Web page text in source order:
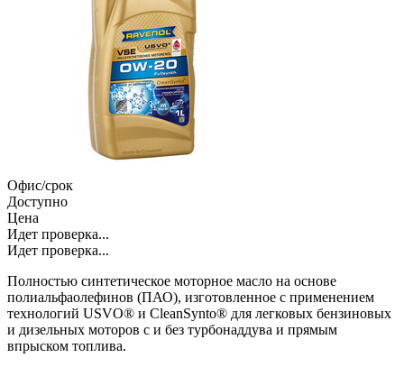
Офис/срок
Доступно
Цена
Идет проверка...
Идет проверка...
Полностью синтетическое моторное масло на основе
полиальфаолефинов (ПАО), изготовленное с применением
технологий USVO® и CleanSynto® для легковых бензиновых
и дизельных моторов с и без турбонаддува и прямым
впрыском топлива.